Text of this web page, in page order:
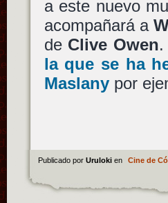
a este nuevo
acompañará a
de Clive Owen
la que se ha
Maslanypor
Publicado por Uruloki en Cine de